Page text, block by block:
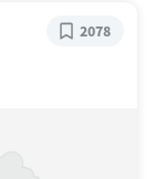
2078